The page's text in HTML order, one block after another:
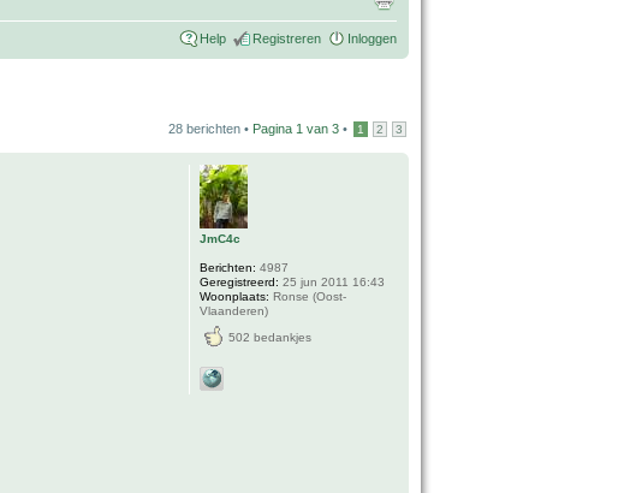
Help Registreren Inloggen
28 berichten • Pagina 1 van 3 • 1 2 3
JmC4c
Berichten: 4987
Geregistreerd: 25 jun 2011 16:43
Woonplaats: Ronse (Oost-
Vlaanderen)
502 bedankjes